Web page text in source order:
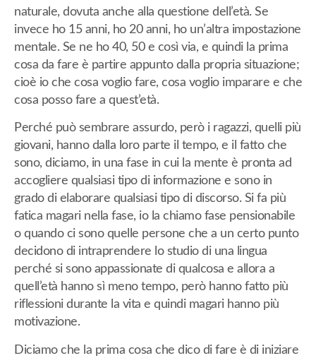
naturale, dovuta anche alla questione dell’età. Se
invece ho 15 anni, ho 20 anni, ho un’altra impostazione
mentale. Se ne ho 40, 50 e così via, e quindi la prima
cosa da fare è partire appunto dalla propria situazione;
cioè io che cosa voglio fare, cosa voglio imparare e che
cosa posso fare a quest’età.
Perché può sembrare assurdo, però i ragazzi, quelli più
giovani, hanno dalla loro parte il tempo, e il fatto che
sono, diciamo, in una fase in cui la mente è pronta ad
accogliere qualsiasi tipo di informazione e sono in
grado di elaborare qualsiasi tipo di discorso. Si fa più
fatica magari nella fase, io la chiamo fase pensionabile
o quando ci sono quelle persone che a un certo punto
decidono di intraprendere lo studio di una lingua
perché si sono appassionate di qualcosa e allora a
quell’età hanno sì meno tempo, però hanno fatto più
riflessioni durante la vita e quindi magari hanno più
motivazione.
Diciamo che la prima cosa che dico di fare è di iniziare